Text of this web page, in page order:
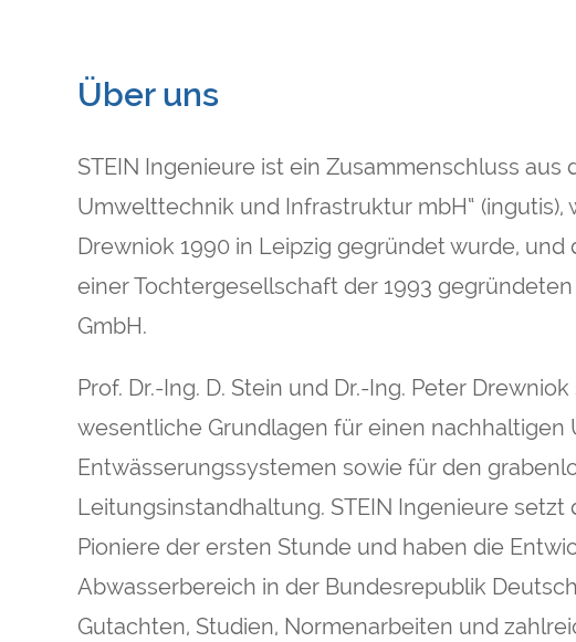
Über uns
STEIN Ingenieure ist ein Zusammenschluss
Umwelttechnik und Infrastruktur mbH“ (ingutis),
Drewniok 1990 in Leipzig gegründet wurde, und
einer Tochtergesellschaft der 1993 gegründeten
GmbH.
Prof. Dr.-Ing. D. Stein und Dr.-Ing. Peter
wesentliche Grundlagen für einen nachhaltigen
Entwässerungssystemen sowie für den
Leitungsinstandhaltung. STEIN Ingenieure setzt
Pioniere der ersten Stunde und haben die
Abwasserbereich in der Bundesrepublik
Gutachten, Studien, Normenarbeiten und